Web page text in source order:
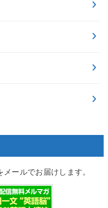
ールでお届けします。